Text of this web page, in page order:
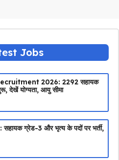
Jobs
2026: 2292 सहायक
देखें योग्यता, आयु सीमा
सहायक ग्रेड-3 और भृत्य के पदों पर भर्ती,